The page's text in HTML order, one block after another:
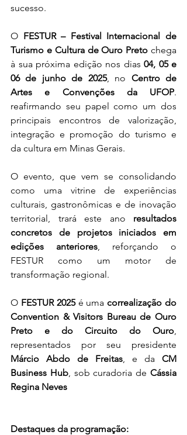
sucesso.
O FESTUR – Festival Internacional de
Turismo e Cultura de Ouro Preto chega
à sua próxima edição nos dias 04, 05 e
06 de junho de 2025, no Centro de
Artes e Convenções da UFOP.
reafirmando seu papel como um dos
principais encontros de valorização,
integração e promoção do turismo e
da cultura em Minas Gerais.
O evento, que vem se consolidando
como uma vitrine de experiências
culturais, gastronômicas e de inovação
territorial, trará este ano resultados
concretos de projetos iniciados em
edições anteriores, reforçando o
FESTUR como um motor de
transformação regional.
O FESTUR 2025 é uma correalização do
Convention & Visitors Bureau de Ouro
Preto e do Circuito do Ouro,
Márcio Abdo de Freitas, e da CM
Business Hub, sob curadoria de Cássia
Regina Neves
Destaques da programação: